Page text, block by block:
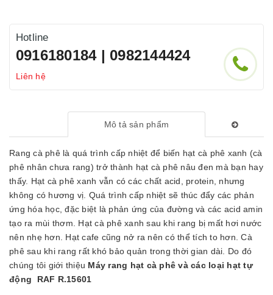
Hotline
0916180184 | 0982144424
Liên hệ
Mô tả sản phẩm
Rang cà phê là quá trình cấp nhiệt để biến hạt cà phê xanh (cà
phê nhân chưa rang) trở thành hạt cà phê nâu đen mà bạn hay
thấy. Hạt cà phê xanh vẫn có các chất acid, protein, nhưng
không có hương vị. Quá trình cấp nhiệt sẽ thúc đẩy các phản
ứng hóa học, đặc biệt là phản ứng của đường và các acid amin
tạo ra mùi thơm. Hạt cà phê xanh sau khi rang bị mất hơi nước
nên nhẹ hơn. Hạt cafe cũng nở ra nên có thể tích to hơn. Cà
phê sau khi rang rất khó bảo quản trong thời gian dài. Do đó
chúng tôi giới thiệu Máy rang hạt cà phê và các loại hạt tự
động RAF R.15601